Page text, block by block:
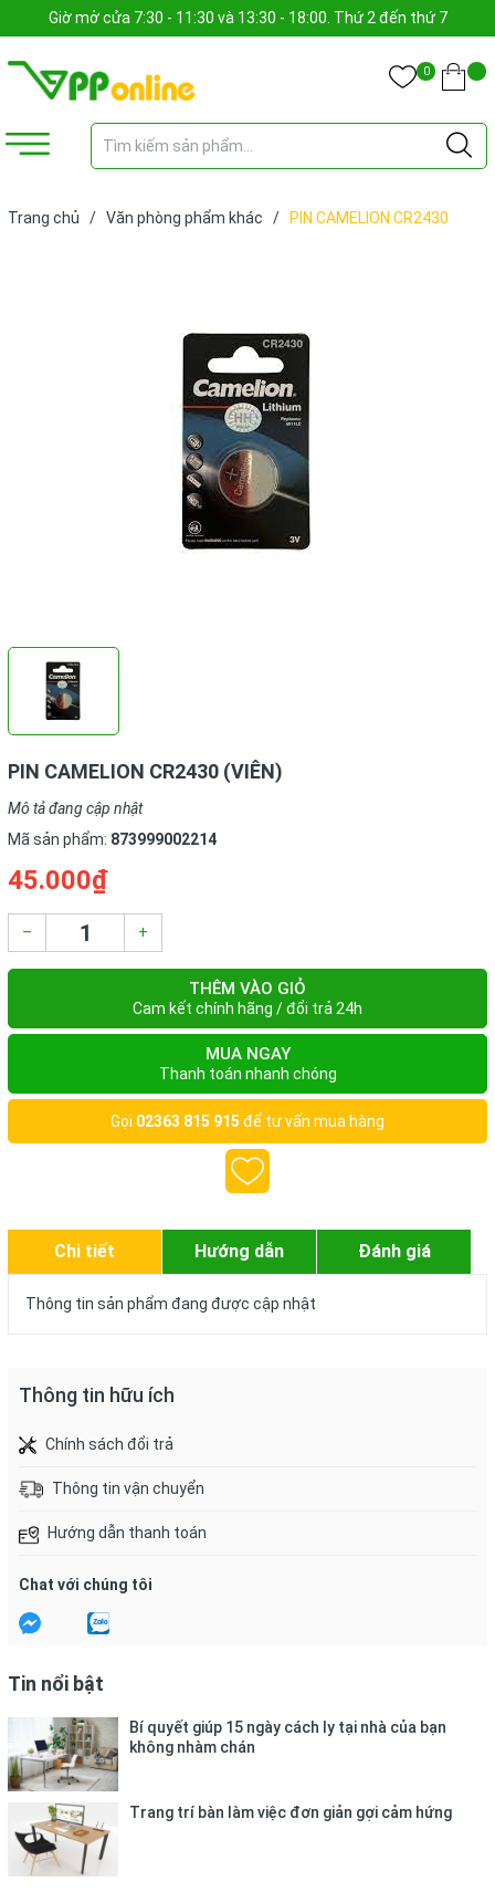
Giờ mở cửa 7:30 - 11:30 và 13:30 - 18:00. Thứ 2 đến thứ 7
0
Trang chủ / Văn phòng phẩm khác /
PIN CAMELION CR2430
PIN CAMELION CR2430 (VIÊN)
Mô tả đang cập nhật
Mã sản phẩm: 873999002214
45.000₫
– +
THÊM VÀO GIỎ
Cam kết chính hãng / đổi trả 24h
MUA NGAY
Thanh toán nhanh chóng
Gọi 02363 815 915 để tư vấn mua hàng
Chi tiết Hướng dẫn Đánh giá
Thông tin sản phẩm đang được cập nhật
Thông tin hữu ích
Chính sách đổi trả
Thông tin vận chuyển
Hướng dẫn thanh toán
Chat với chúng tôi
Tin nổi bật
Bí quyết giúp 15 ngày cách ly tại nhà của bạn
không nhàm chán
Trang trí bàn làm việc đơn giản gợi cảm hứng